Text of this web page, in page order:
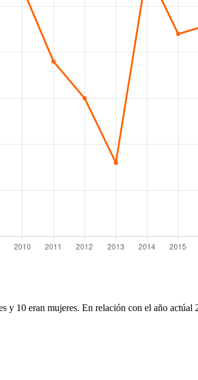
10 eran mujeres. En relación con el año